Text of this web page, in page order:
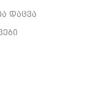
დაცვა